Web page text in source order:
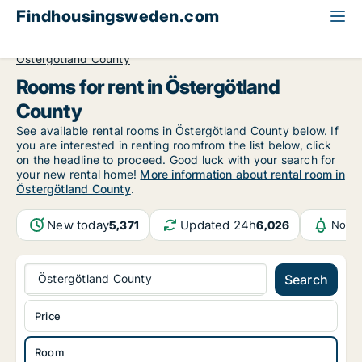
Findhousingsweden.com
Östergötland County
Rooms for rent in Östergötland
County
See available rental rooms in Östergötland County below. If
you are interested in renting roomfrom the list below, click
on the headline to proceed. Good luck with your search for
your new rental home! More information about rental room in
Östergötland County.
New today5,371 Updated 24h6,026
Östergötland County Search
Room
Price